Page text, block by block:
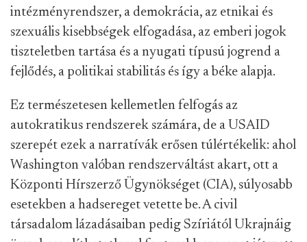
intézményrendszer, a demokrácia, az etnikai és
szexuális kisebbségek elfogadása, az emberi jogok
tiszteletben tartása és a nyugati típusú jogrend a
fejlődés, a politikai stabilitás és így a béke alapja.
Ez természetesen kellemetlen felfogás az
autokratikus rendszerek számára, de a USAID
szerepét ezek a narratívák erősen túlértékelik: ahol
Washington valóban rendszerváltást akart, ott a
Központi Hírszerző Ügynökséget (CIA), súlyosabb
esetekben a hadsereget vetette be. A civil
társadalom lázadásaiban pedig Szíriától Ukrajnáig